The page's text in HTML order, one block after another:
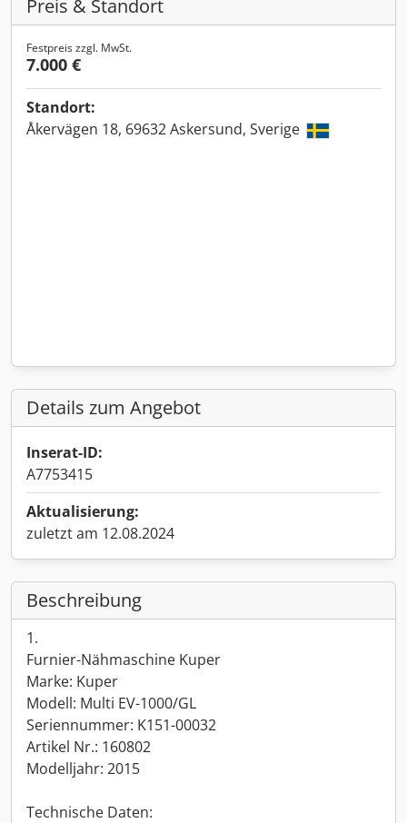
Preis & Standort
Festpreis zzgl. MwSt.
7.000 €
Standort:
Åkervägen 18, 69632 Askersund, Sverige
Details zum Angebot
Inserat-ID:
A7753415
Aktualisierung:
zuletzt am 12.08.2024
Beschreibung
1.
Furnier-Nähmaschine Kuper
Marke: Kuper
Modell: Multi EV-1000/GL
Seriennummer: K151-00032
Artikel Nr.: 160802
Modelljahr: 2015
Technische Daten: